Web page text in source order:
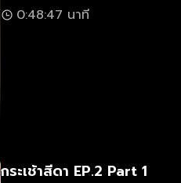
0:48:47 นาที
กระเช้าสีดา EP.2 Part 1